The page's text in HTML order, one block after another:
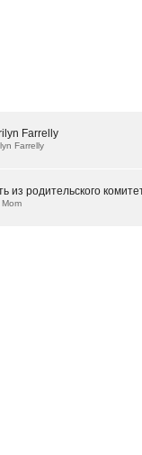
Farrelly
Farrelly
из родительского
Mom